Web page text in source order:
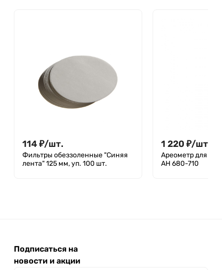
114₽/шт.
Фильтры обеззоленные "Синяя
лента" 125 мм, уп. 100 шт.
1 220 ₽/шт.
Ареометр для
АН 680-710
Подписаться на
новости и акции